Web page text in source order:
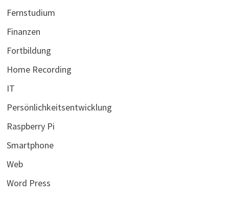
Fernstudium
Finanzen
Fortbildung
Home Recording
IT
Persönlichkeitsentwicklung
Raspberry Pi
Smartphone
Web
Word Press